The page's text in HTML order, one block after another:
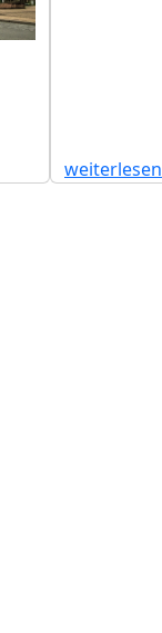
weiterlesen